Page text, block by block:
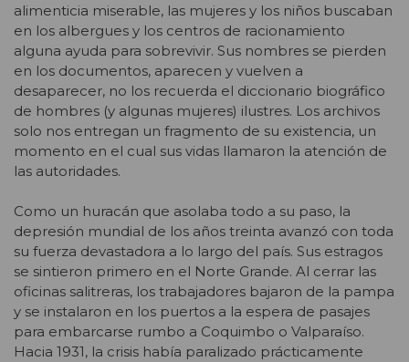
alimenticia miserable, las mujeres y los niños buscaban
en los albergues y los centros de racionamiento
alguna ayuda para sobrevivir. Sus nombres se pierden
en los documentos, aparecen y vuelven a
desaparecer, no los recuerda el diccionario biográfico
de hombres (y algunas mujeres) ilustres. Los archivos
solo nos entregan un fragmento de su existencia, un
momento en el cual sus vidas llamaron la atención de
las autoridades.
Como un huracán que asolaba todo a su paso, la
depresión mundial de los años treinta avanzó con toda
su fuerza devastadora a lo largo del país. Sus estragos
se sintieron primero en el Norte Grande. Al cerrar las
oficinas salitreras, los trabajadores bajaron de la pampa
y se instalaron en los puertos a la espera de pasajes
para embarcarse rumbo a Coquimbo o Valparaíso.
Hacia 1931, la crisis había paralizado prácticamente